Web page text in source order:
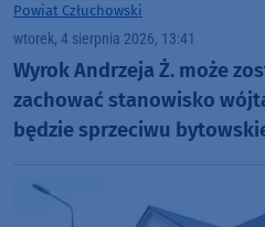
Powiat Człuchowski
wtorek, 4 sierpnia 2026, 13:41
Wyrok Andrzeja Ż. może
zachować stanowisko
będzie sprzeciwu